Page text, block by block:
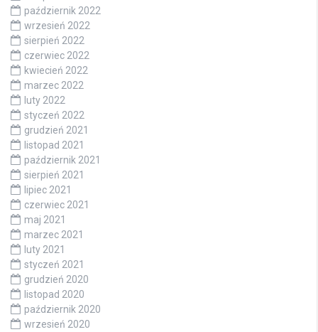
październik 2022
wrzesień 2022
sierpień 2022
czerwiec 2022
kwiecień 2022
marzec 2022
luty 2022
styczeń 2022
grudzień 2021
listopad 2021
październik 2021
sierpień 2021
lipiec 2021
czerwiec 2021
maj 2021
marzec 2021
luty 2021
styczeń 2021
grudzień 2020
listopad 2020
październik 2020
wrzesień 2020